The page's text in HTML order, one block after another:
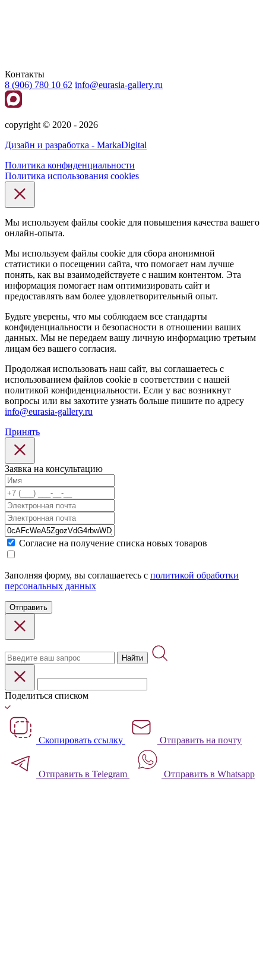
Контакты
8 (906) 780 10 62 info@eurasia-gallery.ru
сopyright © 2020 - 2026
Дизайн и разработка - MarkaDigital
Политика конфиденциальности
Политика использования cookies
Мы используем файлы cookie для повышения качества вашего
онлайн-опыта.
Мы используем файлы cookie для сбора анонимной
статистики о посещении сайта, что помогает нам лучше
понять, как вы взаимодействуете с нашим контентом. Эта
информация помогает нам оптимизировать сайт и
предоставлять вам более удовлетворительный опыт.
Будьте уверены, что мы соблюдаем все стандарты
конфиденциальности и безопасности в отношении ваших
данных. Мы не передаем вашу личную информацию третьим
лицам без вашего согласия.
Продолжая использовать наш сайт, вы соглашаетесь с
использованием файлов cookie в соответствии с нашей
политикой конфиденциальности. Если у вас возникнут
вопросы или вы захотите узнать больше пишите по адресу
info@eurasia-gallery.ru
Принять
Заявка на консультацию
Cогласие на получение списка новых товаров
Заполняя форму, вы соглашаетесь с политикой обработки
персональных данных
Отправить
Найти
Поделиться списком
Скопировать ссылку Отправить на почту
Отправить в Telegram Отправить в Whatsapp